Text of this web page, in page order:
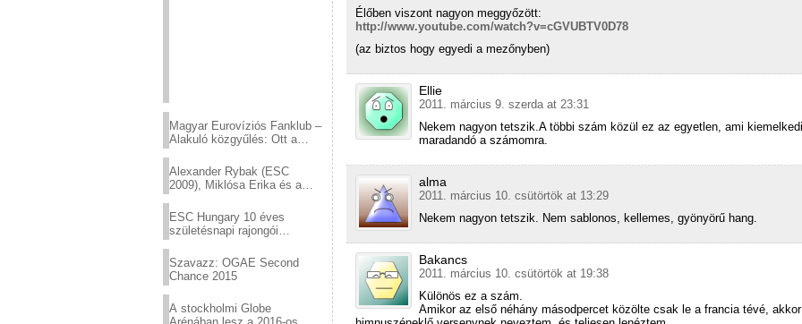
Magyar Eurovíziós Fanklub –
Alakuló közgyűlés: Ott a
Alexander Rybak (ESC
2009), Miklósa Erika és a
sztárjai a Margitszigeten
ESC Hungary 10 éves
születésnapi rajongói
Szavazz: OGAE Second
Chance 2015
A stockholmi Globe
Élőben viszont nagyon meggyőzött:
http://www.youtube.com/watch?v=cGVUBTV0D78
(az biztos hogy egyedi a mezőnyben)
Ellie
2011. március 9. szerda at 23:31
Nekem nagyon tetszik.A többi szám közül ez az egyetlen, ami
maradandó a számomra.
alma
2011. március 10. csütörtök at 13:29
Nekem nagyon tetszik. Nem sablonos, kellemes, gyönyörű hang.
Bakancs
2011. március 10. csütörtök at 19:38
Különös ez a szám.
Amikor az első néhány másodpercet közölte csak le a francia tévé, akkor